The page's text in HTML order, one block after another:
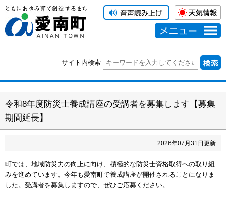
メニュー
サイト内検索
令和8年度防災士養成講座の受講者を募集します【募集
期間延長】
2026年07 月 31 日更新
町では、地域防災力の向上に向け、積極的な防災士資格取得への取り組
みを進めています。今年も愛南町で養成講座が開催されることになりま
した。受講者を募集しますので、ぜひご応募ください。